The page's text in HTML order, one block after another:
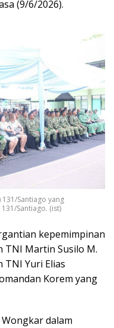
(9/6/2026).
Santiago yang
Santiago. (ist)
kepemimpinan
TNI Martin Susilo M.
TNI Yuri Elias
Korem yang
dalam